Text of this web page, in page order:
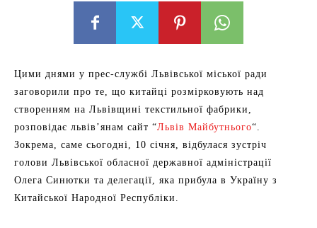
Цими днями у прес-службі Львівської міської ради
заговорили про те, що китайці розмірковують над
створенням на Львівщині текстильної фабрики,
розповідає львів’янам сайт “Львів Майбутнього“.
Зокрема, саме сьогодні, 10 січня, відбулася зустріч
голови Львівської обласної державної адміністрації
Олега Синютки та делегації, яка прибула в Україну з
Китайської Народної Республіки.